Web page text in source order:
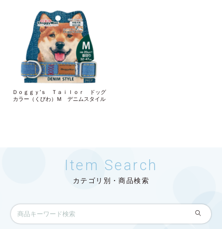
Ｄｏｇｇｙ’ｓ Ｔａｉｌｏｒ ドッグ
カラー（くびわ）Ｍ デニムスタイル
Item Search
カテゴリ別・商品検索